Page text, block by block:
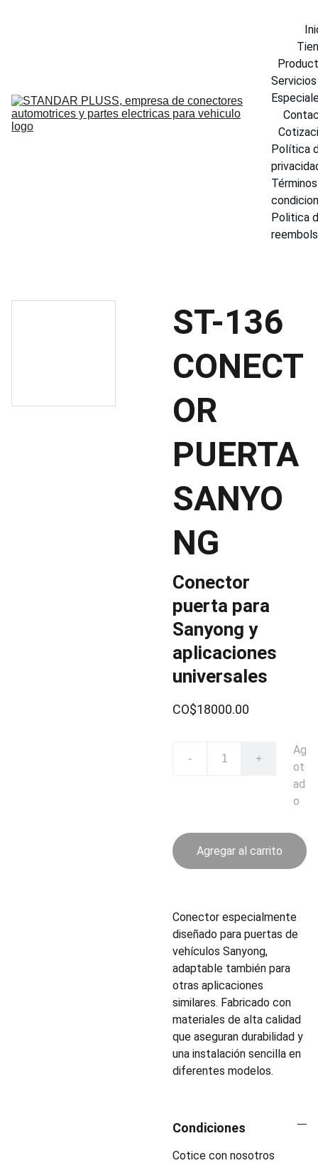
Servicios
Política
Politica
ST-136
CONECT
OR
PUERTA
SANYO
NG
Conector
puerta para
Sanyong y
aplicaciones
universales
CO$18000.00
- +
Ag
ot
ad
o
Agregar al carrito
Conector especialmente
diseñado para puertas de
vehículos Sanyong,
adaptable también para
otras aplicaciones
similares. Fabricado con
materiales de alta calidad
que aseguran durabilidad y
una instalación sencilla en
diferentes modelos.
Condiciones
Cotice con nosotros